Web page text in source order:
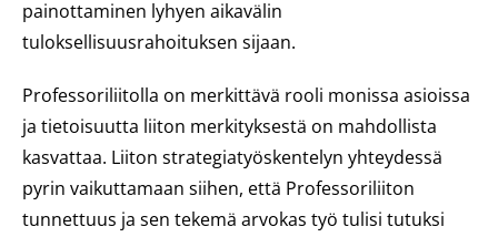
painottaminen lyhyen aikavälin
tuloksellisuusrahoituksen sijaan.
Professoriliitolla on merkittävä rooli monissa asioissa
ja tietoisuutta liiton merkityksestä on mahdollista
kasvattaa. Liiton strategiatyöskentelyn yhteydessä
pyrin vaikuttamaan siihen, että Professoriliiton
tunnettuus ja sen tekemä arvokas työ tulisi tutuksi